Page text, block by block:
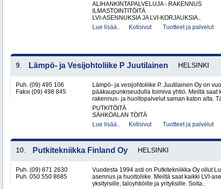
ALIHANKINTAPALVELUJA - RAKENNUS
ILMASTOINTITÖITÄ
LVI-ASENNUKSIA JA LVI-KORJAUKSIA..
Lue lisää..
Kotisivut Tuotteet ja palvelut
9. Lämpö- ja Vesijohtoliike P Juutilainen HELSINKI
Puh. (09) 495 106
Faksi (09) 498 845
Lämpö- ja vesijohtoliike P. Juutilainen Oy on
pääkaupunkiseudulla toimiva yhtiö. Meiltä saat
rakennus- ja huoltopalvelut saman katon alta.
PUTKITÖITÄ
SÄHKÖALAN TÖITÄ
Lue lisää..
Kotisivut Tuotteet ja palvelut
10. Putkitekniikka Finland Oy HELSINKI
Puh. (09) 871 2630
Puh. 050 550 8685
Vuodesta 1994 asti on Putkitekniikka Oy ollut
asennus ja huoltoliike. Meiltä saat kaikki LVI-
yksityisille, taloyhtiöille ja yrityksille. Soita..